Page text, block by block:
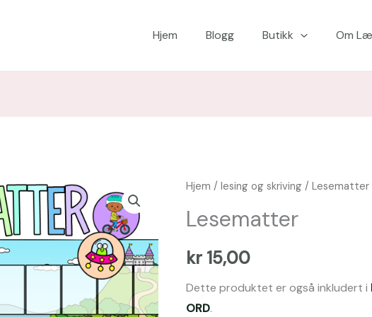
Hjem Blogg Butikk Om
Hjem /lesing og skriving / Lesematter
Lesematter
kr 15,00
Dette produktet er også inkludert i
ORD.
Lesematter